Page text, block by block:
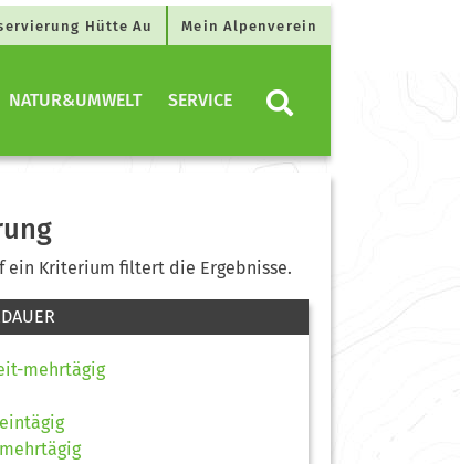
Hütte Au Mein Alpenverein
NATUR&UMWELT SERVICE
ein Kriterium filtert die Ergebnisse.
mehrtägig